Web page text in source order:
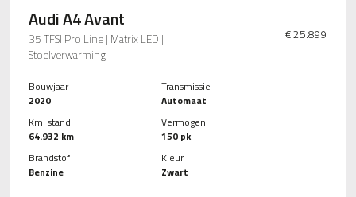
Audi A4 Avant
35 TFSI Pro Line | Matrix LED |
Stoelverwarming
€ 25.899
Bouwjaar
2020
Km. stand
64.932 km
Brandstof
Benzine
Transmissie
Automaat
Vermogen
150 pk
Kleur
Zwart